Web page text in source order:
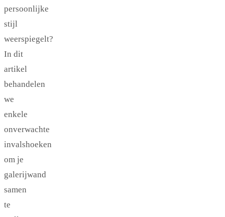
persoonlijke
stijl
weerspiegelt?
In dit
artikel
behandelen
we
enkele
onverwachte
invalshoeken
om je
galerijwand
samen
te